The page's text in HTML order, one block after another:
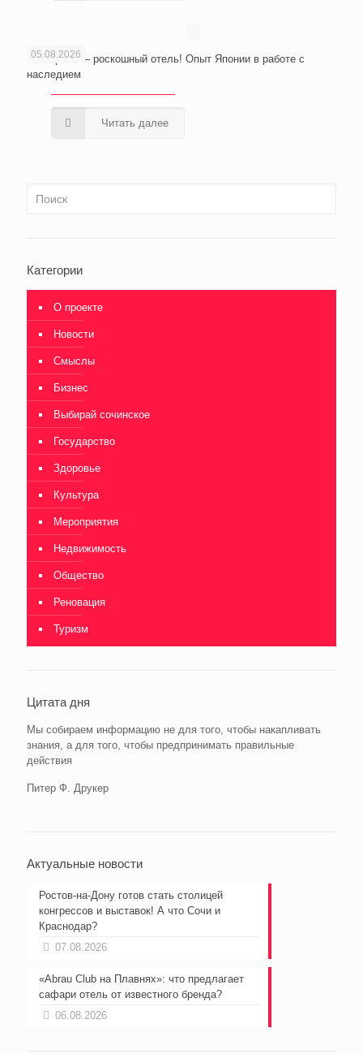
05.08.2026
Из тюрьмы – роскошный отель! Опыт Японии в работе с
наследием
Читать далее
Категории
О проекте
Новости
Смыслы
Бизнес
Выбирай сочинское
Государство
Здоровье
Культура
Мероприятия
Недвижимость
Общество
Реновация
Туризм
Цитата дня
Мы собираем информацию не для того, чтобы накапливать
знания, а для того, чтобы предпринимать правильные
действия
Питер Ф. Друкер
Актуальные новости
Ростов-на-Дону готов стать столицей
конгрессов и выставок! А что Сочи и
Краснодар?
07.08.2026
«Abrau Club на Плавнях»: что предлагает
сафари отель от известного бренда?
06.08.2026